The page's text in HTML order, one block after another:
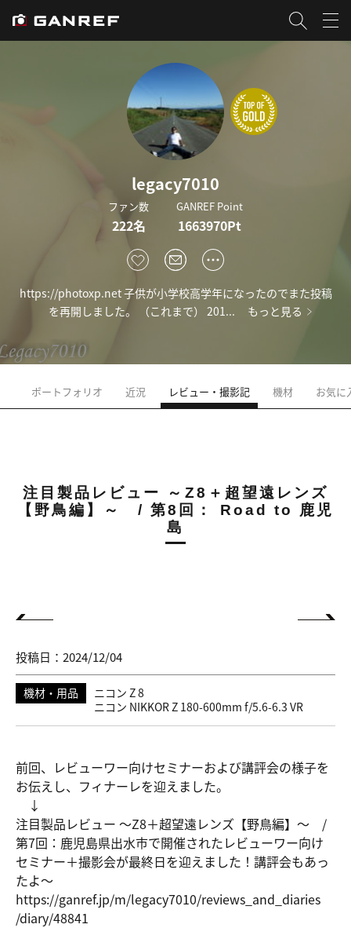
legacy7010
ファン数
222名
GANREF Point
1663970Pt
https://photoxp.net 子供が小学校高学年になったのでまた投稿
を再開しました。 （これまで） 201...
もっと見る
ポートフォリオ 近況 レビュー・撮影記 機材 お気に
注目製品レビュー ～Z8＋超望遠レンズ
【野鳥編】～ / 第8回： Road to 鹿児
島
投稿日：2024/12/04
機材・用品
ニコン Z 8
ニコン NIKKOR Z 180-600mm f/5.6-6.3 VR
前回、レビューワー向けセミナーおよび講評会の様子を
お伝えし、フィナーレを迎えました。
↓
注目製品レビュー ～Z8＋超望遠レンズ【野鳥編】～ /
第7回：鹿児島県出水市で開催されたレビューワー向け
セミナー＋撮影会が最終日を迎えました！講評会もあっ
たよ～
https://ganref.jp/m/legacy7010/reviews_and_diaries
/diary/48841